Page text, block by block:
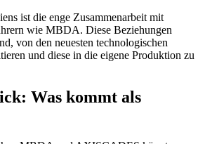
ist die enge Zusammenarbeit mit
wie MBDA. Diese Beziehungen
von den neuesten technologischen
und diese in die eigene Produktion zu
Was kommt als